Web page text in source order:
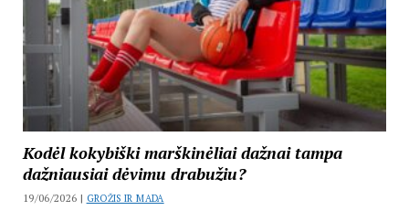
Kodėl kokybiški marškinėliai dažnai tampa
dažniausiai dėvimu drabužiu?
19/06/2026 | GROŽIS IR MADA